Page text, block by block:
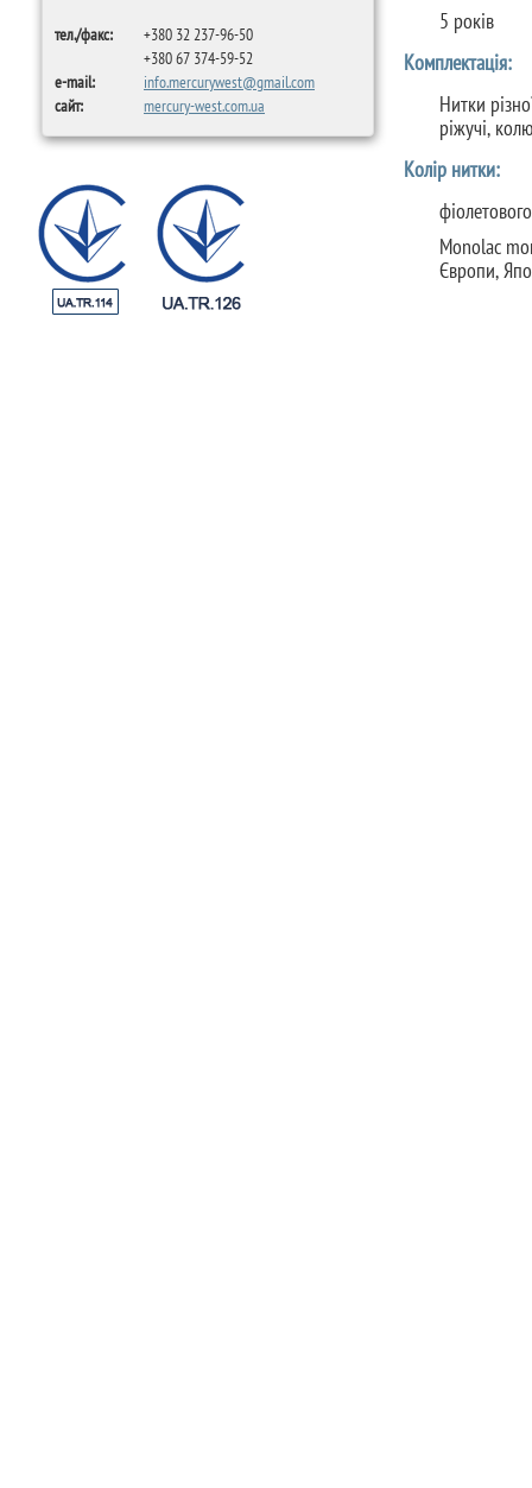
тел./факс:
+380 32 237-96-50
+380 67 374-59-52
e-mail:
info.mercurywest@gmail.com
сайт: mercury-west.com.ua
5 років
Комплектація:
Нитки
ріжучі,
Колір нитки:
Monolac
Європи,